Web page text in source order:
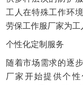
工人在特殊工作环
劳保工作服厂家为工
个性化定制服务
随着市场需求的逐
厂家开始提供个